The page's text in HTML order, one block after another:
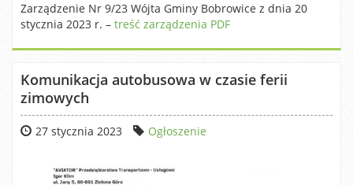
Zarządzenie Nr 9/23 Wójta Gminy Bobrowice z dnia 20
stycznia 2023 r. – treść zarządzenia PDF
Komunikacja autobusowa w czasie ferii
zimowych
27 stycznia 2023 Ogłoszenie